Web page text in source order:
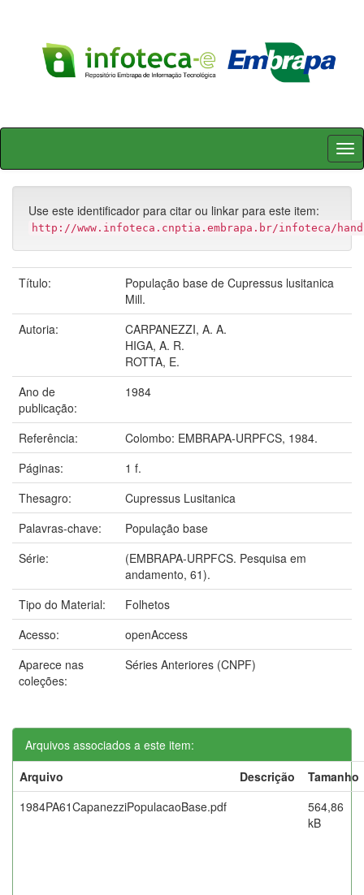
Skip
Use este identificador para citar ou linkar para este item:
http://www.infoteca.cnptia.embrapa.br/infoteca/
Título:
População base de Cupressus lusitanica
Mill.
Autoria:
CARPANEZZI, A. A.
HIGA, A. R.
ROTTA, E.
Ano de
publicação:
1984
Referência:
Colombo: EMBRAPA-URPFCS, 1984.
Páginas:
1 f.
Thesagro:
Cupressus Lusitanica
Palavras-chave:
População base
Série:
(EMBRAPA-URPFCS. Pesquisa em
andamento, 61).
Tipo do Material:
Folhetos
Acesso:
openAccess
Aparece nas
coleções:
Séries Anteriores (CNPF)
Arquivos associados a este item:
Arquivo
Descrição
Tamanho
1984PA61CapanezziPopulacaoBase.pdf
564,86
kB